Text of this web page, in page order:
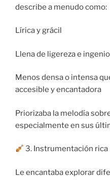
describe a menudo como:
Lírica y grácil
Llena de ligereza e ingenio
Menos densa o intensa
accesible y encantadora
Priorizaba la melodía
especialmente en sus
3. Instrumentación rica
Le encantaba explorar